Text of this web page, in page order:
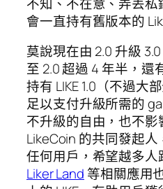
會一直持有舊版本的
莫說現在由 2.0 升級
至 2.0 超過 4 年半，還
持有 LIKE 1.0（不過大
足以支付升級所需的
不升級的自由，也不
LikeCoin 的共同發起
任何用戶，希望越多人
Liker Land 等相關應用